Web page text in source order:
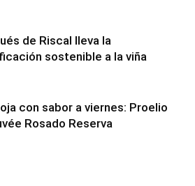
de Riscal lleva la
sostenible a la viña
con sabor a viernes: Proelio
Rosado Reserva